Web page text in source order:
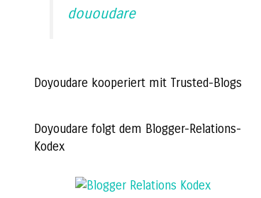
dououdare
Doyoudare kooperiert mit Trusted-Blogs
Doyoudare folgt dem Blogger-Relations-
Kodex